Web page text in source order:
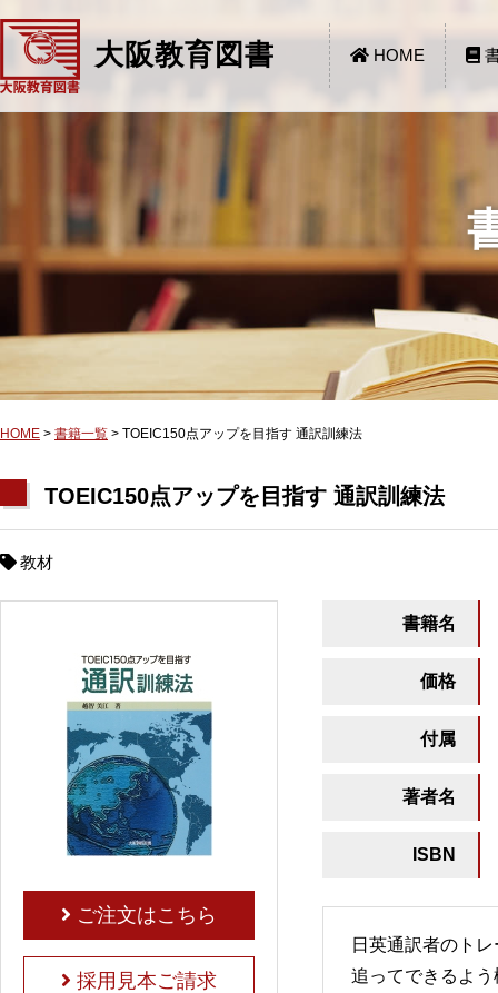
大阪教育図書 HOME
HOME > 書籍一覧 > TOEIC150点アップを目指す 通訳訓練法
TOEIC150点アップを目指す 通訳訓練法
教材
ご注文はこちら
採用見本ご請求
書籍名
価格
付属
著者名
ISBN
日英通訳者のト
追ってできるよ